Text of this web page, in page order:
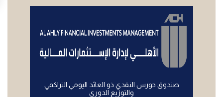
صندوق حورس النقدي ذو العائد اليومي التراكمي
والتوزيع الدوري